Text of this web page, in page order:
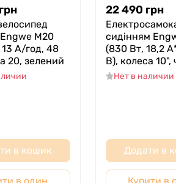
грн
M20
13 А/год, 48
20, зелений
в кошик
22 490 грн
сидінням
(830 Вт, 18,2
В), колеса 10",
Нет в наличии
Додати в